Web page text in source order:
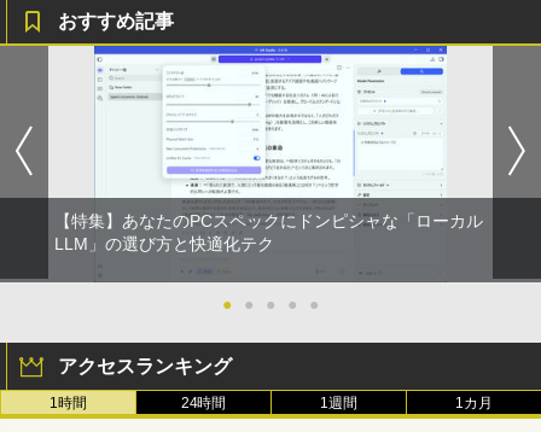
おすすめ記事
【特集】あなたのPCスペックにドンピシャな「ローカル
LLM」の選び方と快適化テク
● ● ● ● ●
アクセスランキング
1時間 24時間 1週間 1カ月